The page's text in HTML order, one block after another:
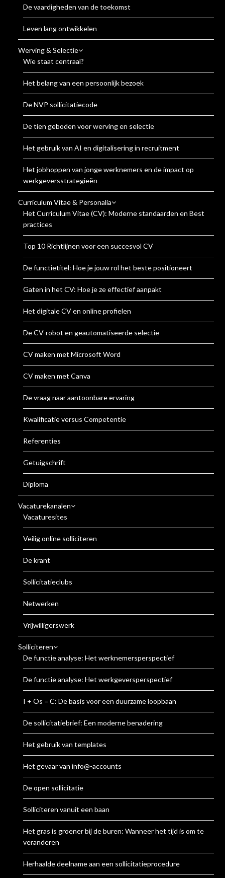
De vaardigheden van de toekomst
Leven lang ontwikkelen
Werving & Selectie
Wie staat centraal?
Het belang van een persoonlijk bezoek
De NVP sollicitatiecode
De tien geboden voor werving en selectie
Het gebruik van AI en digitalisering in recruitment
Het jobhoppen van jonge werknemers en de impact op
werkgeversstrategieën
Curriculum Vitae & Personalia
Het Curriculum Vitae (CV): Moderne standaarden en Best
practices
Top 10 Richtlijnen voor een succesvol CV
De functietitel: Hoe je jouw rol het beste positioneert
Gaten in het CV: Hoe je ze effectief aanpakt
Het digitale CV en online profielen
De CV-robot en geautomatiseerde selectie
CV maken met Microsoft Word
CV maken met Canva
De vraag naar aantoonbare ervaring
Kwalificatie versus Competentie
Referenties
Getuigschrift
Diploma
Vacaturekanalen
Vacaturesites
Veilig online solliciteren
De krant
Sollicitatieclubs
Netwerken
Vrijwilligerswerk
Solliciteren
De functie analyse: Het werknemersperspectief
De functie analyse: Het werkgeversperspectief
I + Os = C: De basis voor een duurzame loopbaan
De sollicitatiebrief: Een moderne benadering
Het gebruik van templates
Het gevaar van info@-accounts
De open sollicitatie
Solliciteren vanuit een baan
Het gras is groener bij de buren: Wanneer het tijd is om te
veranderen
Herhaalde deelname aan een sollicitatieprocedure